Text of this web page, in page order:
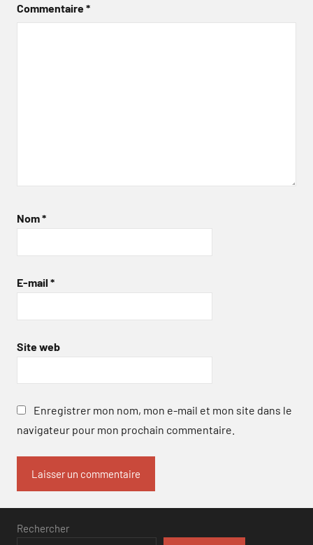
Commentaire*
Nom*
E-mail *
Site web
Enregistrer mon nom, mon e-mail et mon site dans le
navigateur pour mon prochain commentaire.
Rechercher